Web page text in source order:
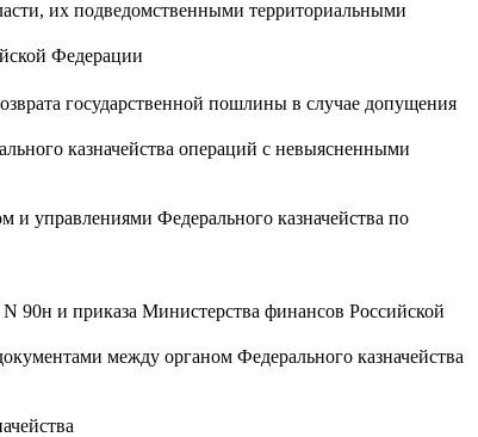
их подведомственными территориальными
Федерации
государственной пошлины в случае допущения
казначейства операций с невыясненными
и управлениями Федерального казначейства по
90н и приказа Министерства финансов Российской
между органом Федерального казначейства